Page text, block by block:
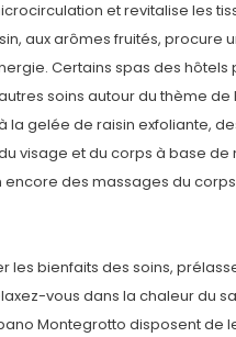
et revitalise les
aux arômes fruités, procure
Certains spas des
soins autour du thème
la gelée de raisin exfoliante,
visage et du corps à base de
des massages du corps
les bienfaits des soins,
vous dans la chaleur du
Montegrotto disposent de